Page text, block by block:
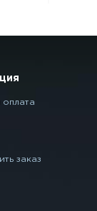
оплата
заказ